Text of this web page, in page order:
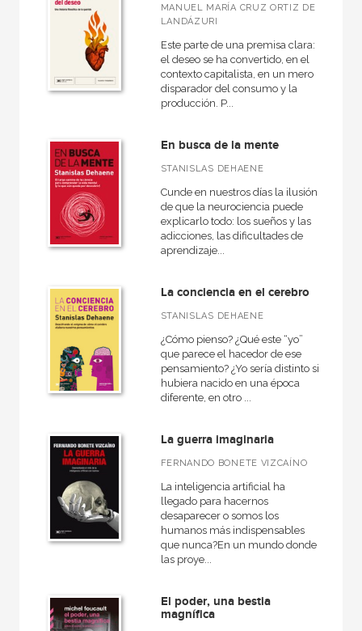
Siglo XXI de España General
Singular
NUESTROS FORMATOS
Cartoné
Papel
Catálogos PDF
MANUEL MARÍA CRUZ ORTIZ DE
LANDÁZURI
Este parte de una premisa clara:
el deseo se ha convertido, en el
contexto capitalista, en un mero
disparador del consumo y la
producción. P...
En busca de la mente
STANISLAS DEHAENE
Cunde en nuestros días la ilusión
de que la neurociencia puede
explicarlo todo: los sueños y las
adicciones, las dificultades de
aprendizaje...
La conciencia en el cerebro
STANISLAS DEHAENE
¿Cómo pienso? ¿Qué este “yo”
que parece el hacedor de ese
pensamiento? ¿Yo sería distinto si
hubiera nacido en una época
diferente, en otro ...
La guerra imaginaria
FERNANDO BONETE VIZCAÍNO
La inteligencia artificial ha
llegado para hacernos
desaparecer o somos los
humanos más indispensables
que nunca?En un mundo donde
las proye...
El poder, una bestia
magnífica